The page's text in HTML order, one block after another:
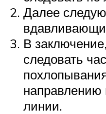
Далее
В
следовать
направлению
линии.